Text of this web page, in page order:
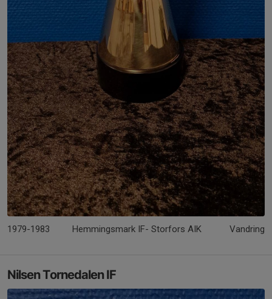
1979-1983 Hemmingsmark IF- Storfors AIK
Nilsen Tornedalen IF